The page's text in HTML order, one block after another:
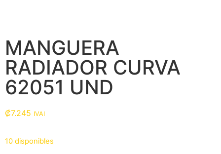
MANGUERA
RADIADOR CURVA
62051 UND
₡7.245 IVAI
10 disponibles